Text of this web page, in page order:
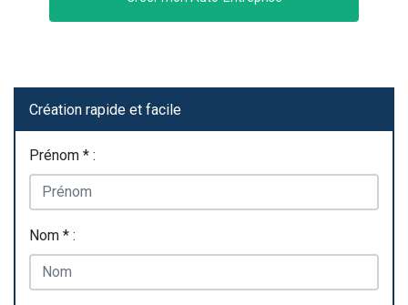
Création rapide et facile
Prénom * :
Nom * :